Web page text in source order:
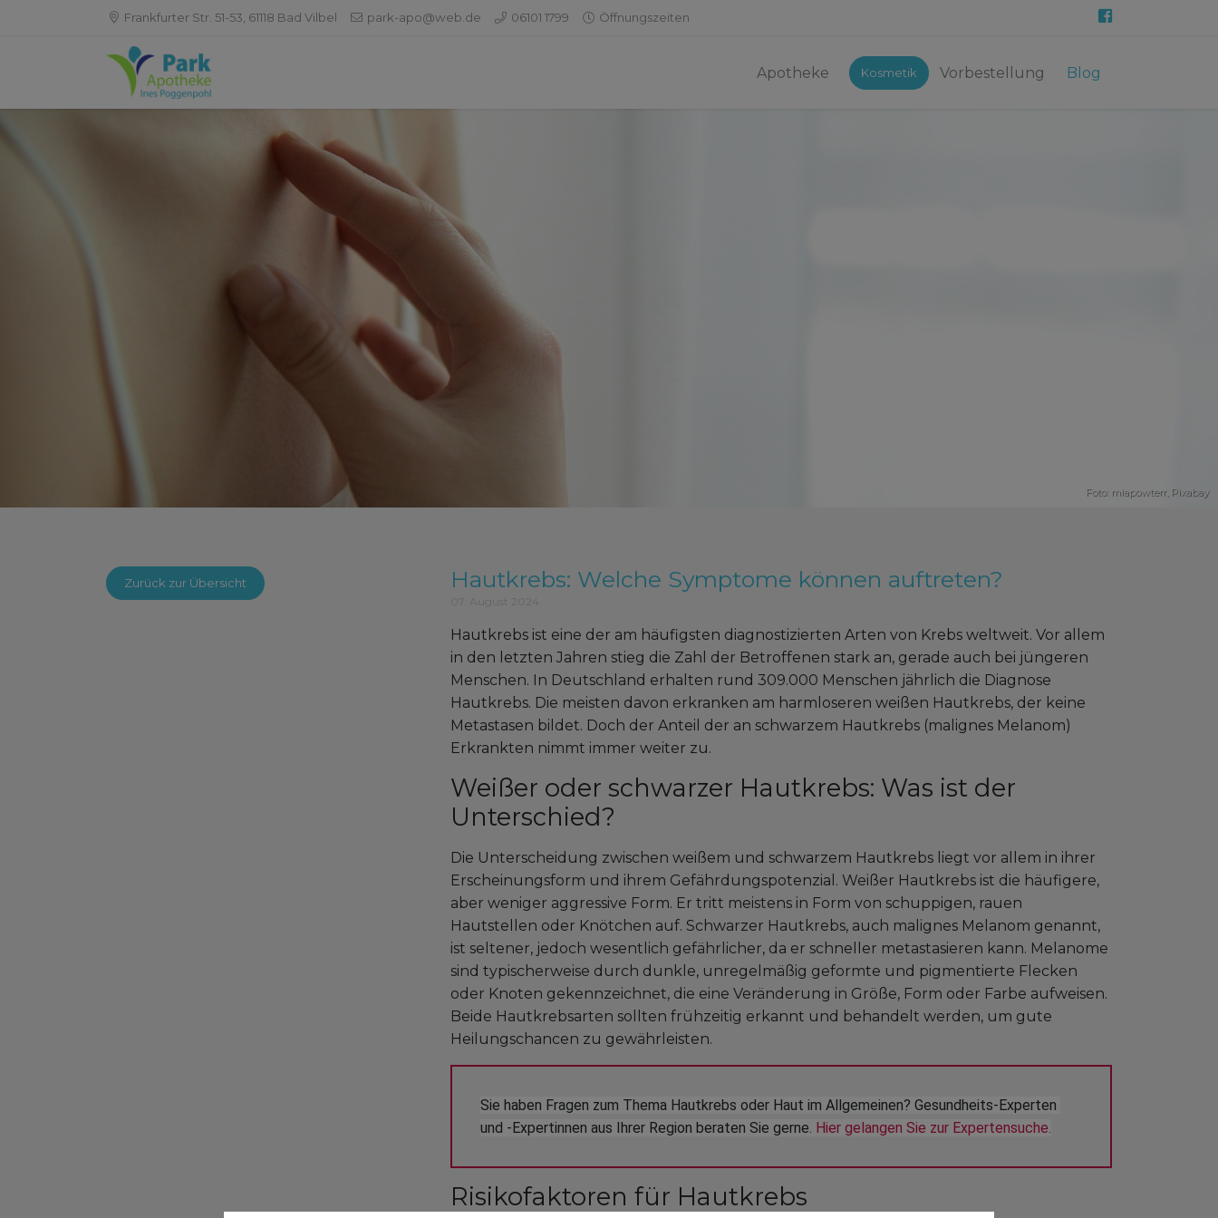
Frankfurter Str. 51-53, 61118 Bad Vilbel park-apo@web.de 06101 1799 Öffnungszeiten
Apotheke Kosmetik Vorbestellung Blog
Foto: miapowterr, Pixabay
Zurück zur Übersicht Hautkrebs: Welche Symptome können auftreten?
Hautkrebs ist eine der am häufigsten diagnostizierten Arten von Krebs weltweit. Vor allem
in den letzten Jahren stieg die Zahl der Betroffenen stark an, gerade auch bei jüngeren
Menschen. In Deutschland erhalten rund 309.000 Menschen jährlich die Diagnose
Hautkrebs. Die meisten davon erkranken am harmloseren weißen Hautkrebs, der keine
Metastasen bildet. Doch der Anteil der an schwarzem Hautkrebs (malignes Melanom)
Erkrankten nimmt immer weiter zu.
Weißer oder schwarzer Hautkrebs: Was ist der
Unterschied?
Die Unterscheidung zwischen weißem und schwarzem Hautkrebs liegt vor allem in ihrer
Erscheinungsform und ihrem Gefährdungspotenzial. Weißer Hautkrebs ist die häufigere,
aber weniger aggressive Form. Er tritt meistens in Form von schuppigen, rauen
Hautstellen oder Knötchen auf. Schwarzer Hautkrebs, auch malignes Melanom genannt,
ist seltener, jedoch wesentlich gefährlicher, da er schneller metastasieren kann. Melanome
sind typischerweise durch dunkle, unregelmäßig geformte und pigmentierte Flecken
oder Knoten gekennzeichnet, die eine Veränderung in Größe, Form oder Farbe aufweisen.
Beide Hautkrebsarten sollten frühzeitig erkannt und behandelt werden, um gute
Heilungschancen zu gewährleisten.
Sie haben Fragen zum Thema Hautkrebs oder Haut im Allgemeinen? Gesundheits-Experten
und -Expertinnen aus Ihrer Region beraten Sie gerne. Hier gelangen Sie zur Expertensuche.
Risikofaktoren für Hautkrebs